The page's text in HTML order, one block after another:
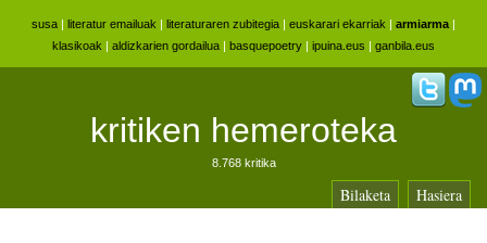
susa | literatur emailuak | literaturaren zubitegia | euskarari ekarriak | armiarma |
klasikoak | aldizkarien gordailua | basquepoetry | ipuina.eus | ganbila.eus
kritiken hemeroteka
8.768 kritika
Bilaketa Hasiera